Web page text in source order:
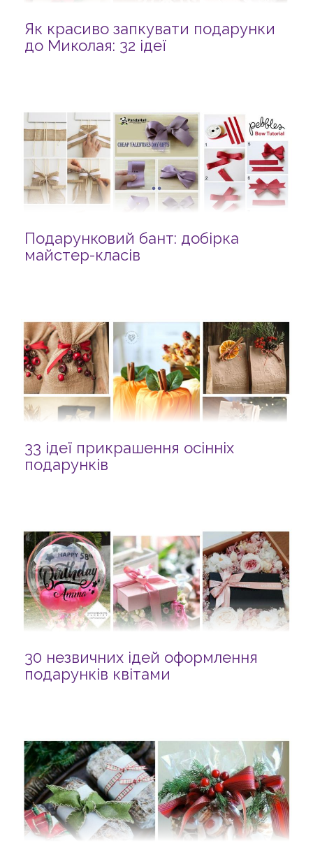
Як красиво запкувати подарунки
до Миколая: 32 ідеї
Подарунковий бант: добірка
майстер-класів
33 ідеї прикрашення осінніх
подарунків
30 незвичних ідей оформлення
подарунків квітами